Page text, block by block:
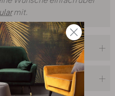
mit.